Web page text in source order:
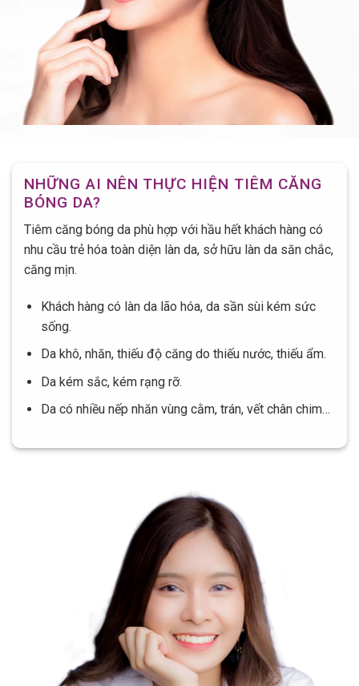
NHỮNG AI NÊN THỰC HIỆN TIÊM CĂNG
BÓNG DA?
Tiêm căng bóng da phù hợp với hầu hết khách hàng có
nhu cầu trẻ hóa toàn diện làn da, sở hữu làn da săn chắc,
căng mịn.
Khách hàng có làn da lão hóa, da sần sùi kém sức
sống.
Da khô, nhăn, thiếu độ căng do thiếu nước, thiếu ẩm.
Da kém sắc, kém rạng rỡ.
Da có nhiều nếp nhăn vùng cằm, trán, vết chân chim…